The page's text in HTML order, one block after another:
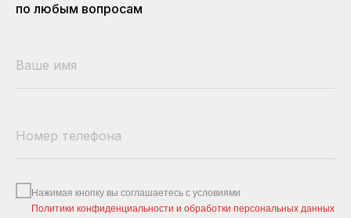
по любым вопросам
Нажимая кнопку вы соглашаетесь с условиями
Политики конфиденциальности и обработки персональных данных